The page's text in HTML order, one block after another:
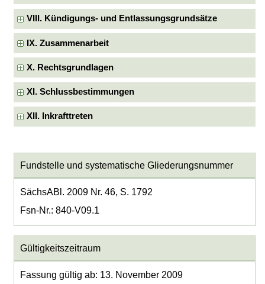
VIII. Kündigungs- und Entlassungsgrundsätze
IX. Zusammenarbeit
X. Rechtsgrundlagen
XI. Schlussbestimmungen
XII. Inkrafttreten
Fundstelle und systematische Gliederungsnummer
SächsABl. 2009 Nr. 46, S. 1792
Fsn-Nr.: 840-V09.1
Gültigkeitszeitraum
Fassung gültig ab: 13. November 2009